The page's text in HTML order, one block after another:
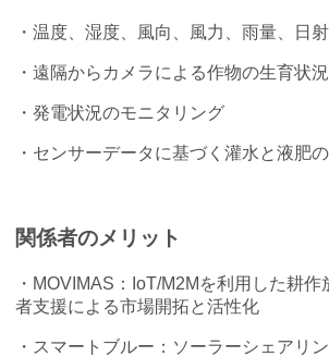
・温度、湿度、風向、風力、雨量、日
・遠隔からカメラによる作物の生育状
・発電状況のモニタリング
・センサーデータに基づく灌水と液肥
関係者のメリット
・MOVIMAS：IoT/M2Mを利用した耕
者支援による市場開拓と活性化
・スマートブルー：ソーラーシェアリ